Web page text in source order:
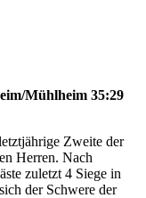
Mühlheim 35:29
Zweite der
Herren. Nach
zuletzt 4 Siege in
der Schwere der